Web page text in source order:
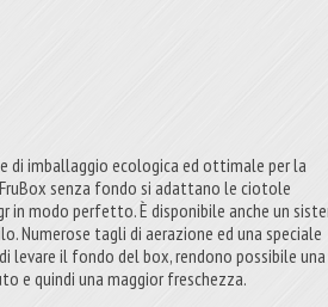
di imballaggio ecologica ed ottimale per la
senza fondo si adattano le ciotole
in modo perfetto. È disponibile anche un
Numerose tagli di aerazione ed una speciale
levare il fondo del box, rendono possibile una
e quindi una maggior freschezza.